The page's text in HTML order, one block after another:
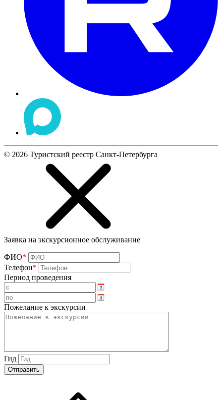
© 2026 Туристский реестр Санкт-Петербурга
Заявка на экскурсионное обслуживание
ФИО*
Телефон*
Период проведения
Пожелание к экскурсии
Гид